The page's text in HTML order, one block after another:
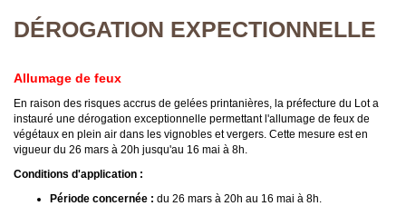
DÉROGATION EXPECTIONNELLE
Allumage de feux
En raison des risques accrus de gelées printanières, la préfecture du Lot a
instauré une dérogation exceptionnelle permettant l'allumage de feux de
végétaux en plein air dans les vignobles et vergers. Cette mesure est en
vigueur du 26 mars à 20h jusqu'au 16 mai à 8h. ​
Conditions d'application :
Période concernée : du 26 mars à 20h au 16 mai à 8h.​